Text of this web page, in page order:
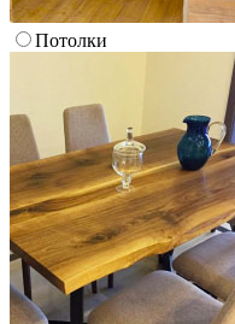
Потолки